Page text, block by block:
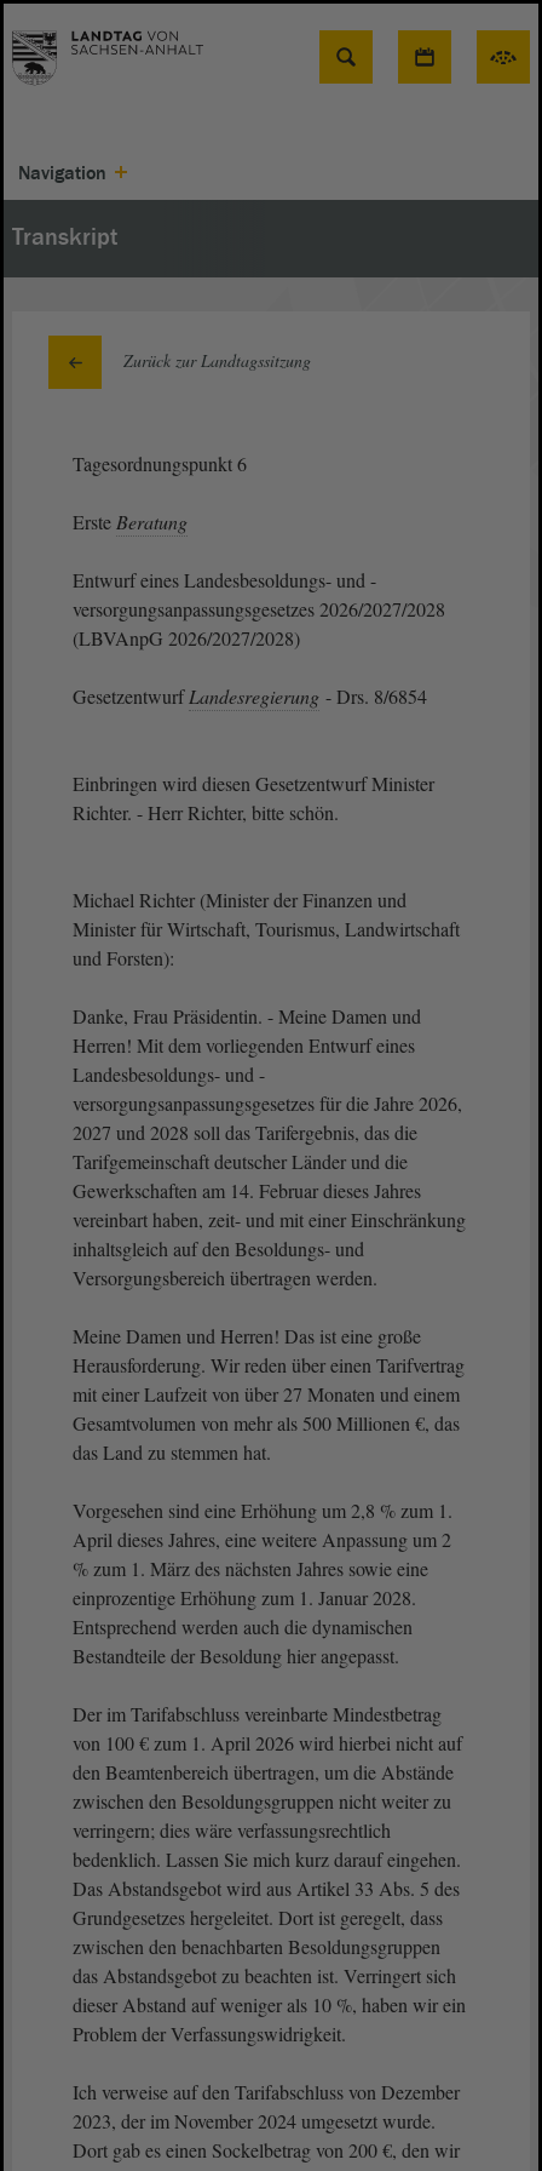
Suche
Navigation
Transkript
Zurück zur Landtagssitzung
Tagesordnungspunkt 6
Erste Beratung
Entwurf eines Landesbesoldungs- und -
versorgungsanpassungsgesetzes 2026/2027/2028
(LBVAnpG 2026/2027/2028)
GesetzentwurfLandesregierung - Drs. 8/6854
Einbringen wird diesen Gesetzentwurf Minister
Richter. - Herr Richter, bitte schön.
Michael Richter (Minister der Finanzen und
Minister für Wirtschaft, Tourismus, Landwirtschaft
und Forsten):
Danke, Frau Präsidentin. - Meine Damen und
Herren! Mit dem vorliegenden Entwurf eines
Landesbesoldungs- und -
versorgungsanpassungsgesetzes für die Jahre 2026,
2027 und 2028 soll das Tarifergebnis, das die
Tarifgemeinschaft deutscher Länder und die
Gewerkschaften am 14. Februar dieses Jahres
vereinbart haben, zeit- und mit einer Einschränkung
inhaltsgleich auf den Besoldungs- und
Versorgungsbereich übertragen werden.
Meine Damen und Herren! Das ist eine große
Herausforderung. Wir reden über einen Tarifvertrag
mit einer Laufzeit von über 27 Monaten und einem
Gesamtvolumen von mehr als 500 Millionen €, das
das Land zu stemmen hat.
Vorgesehen sind eine Erhöhung um 2,8 % zum 1.
April dieses Jahres, eine weitere Anpassung um 2
% zum 1. März des nächsten Jahres sowie eine
einprozentige Erhöhung zum 1. Januar 2028.
Entsprechend werden auch die dynamischen
Bestandteile der Besoldung hier angepasst.
Der im Tarifabschluss vereinbarte Mindestbetrag
von 100 € zum 1. April 2026 wird hierbei nicht auf
den Beamtenbereich übertragen, um die Abstände
zwischen den Besoldungsgruppen nicht weiter zu
verringern; dies wäre verfassungsrechtlich
bedenklich. Lassen Sie mich kurz darauf eingehen.
Das Abstandsgebot wird aus Artikel 33 Abs. 5 des
Grundgesetzes hergeleitet. Dort ist geregelt, dass
zwischen den benachbarten Besoldungsgruppen
das Abstandsgebot zu beachten ist. Verringert sich
dieser Abstand auf weniger als 10 %, haben wir ein
Problem der Verfassungswidrigkeit.
Ich verweise auf den Tarifabschluss von Dezember
2023, der im November 2024 umgesetzt wurde.
Dort gab es einen Sockelbetrag von 200 €, den wir